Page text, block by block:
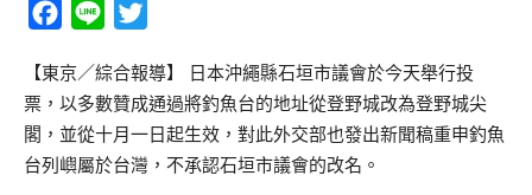
Facebook
Line
【東京／綜合報導】 日本沖繩縣石垣市議會於今天舉行投
票，以多數贊成通過將釣魚台的地址從登野城改為登野城尖
閣，並從十月一日起生效，對此外交部也發出新聞稿重申釣魚
台列嶼屬於台灣，不承認石垣市議會的改名。